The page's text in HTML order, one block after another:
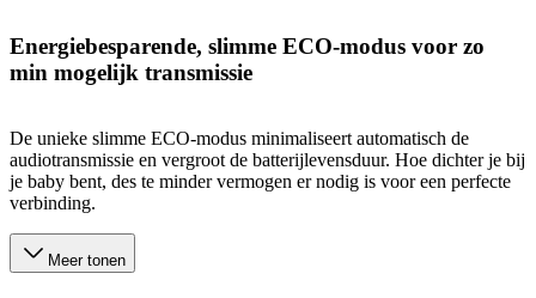
Energiebesparende, slimme ECO-modus voor zo
min mogelijk transmissie
De unieke slimme ECO-modus minimaliseert automatisch de
audiotransmissie en vergroot de batterijlevensduur. Hoe dichter je bij
je baby bent, des te minder vermogen er nodig is voor een perfecte
verbinding.
Meer tonen